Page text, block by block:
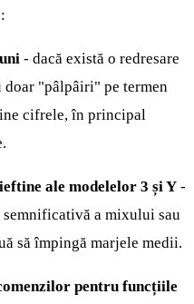
- dacă există o redresare
doar "pâlpâiri" pe termen
cifrele, în principal
ale modelelor 3 și Y -
semnificativă a mixului sau
să împingă marjele medii.
pentru funcțiile